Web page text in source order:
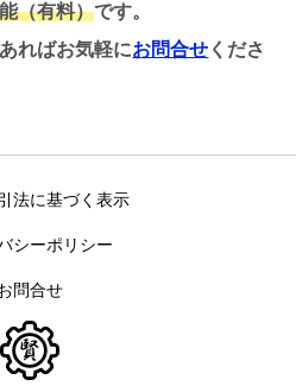
（有料）です。
ればお気軽にお問合せ くださ
法に基づく表示
シーポリシー
問合せ